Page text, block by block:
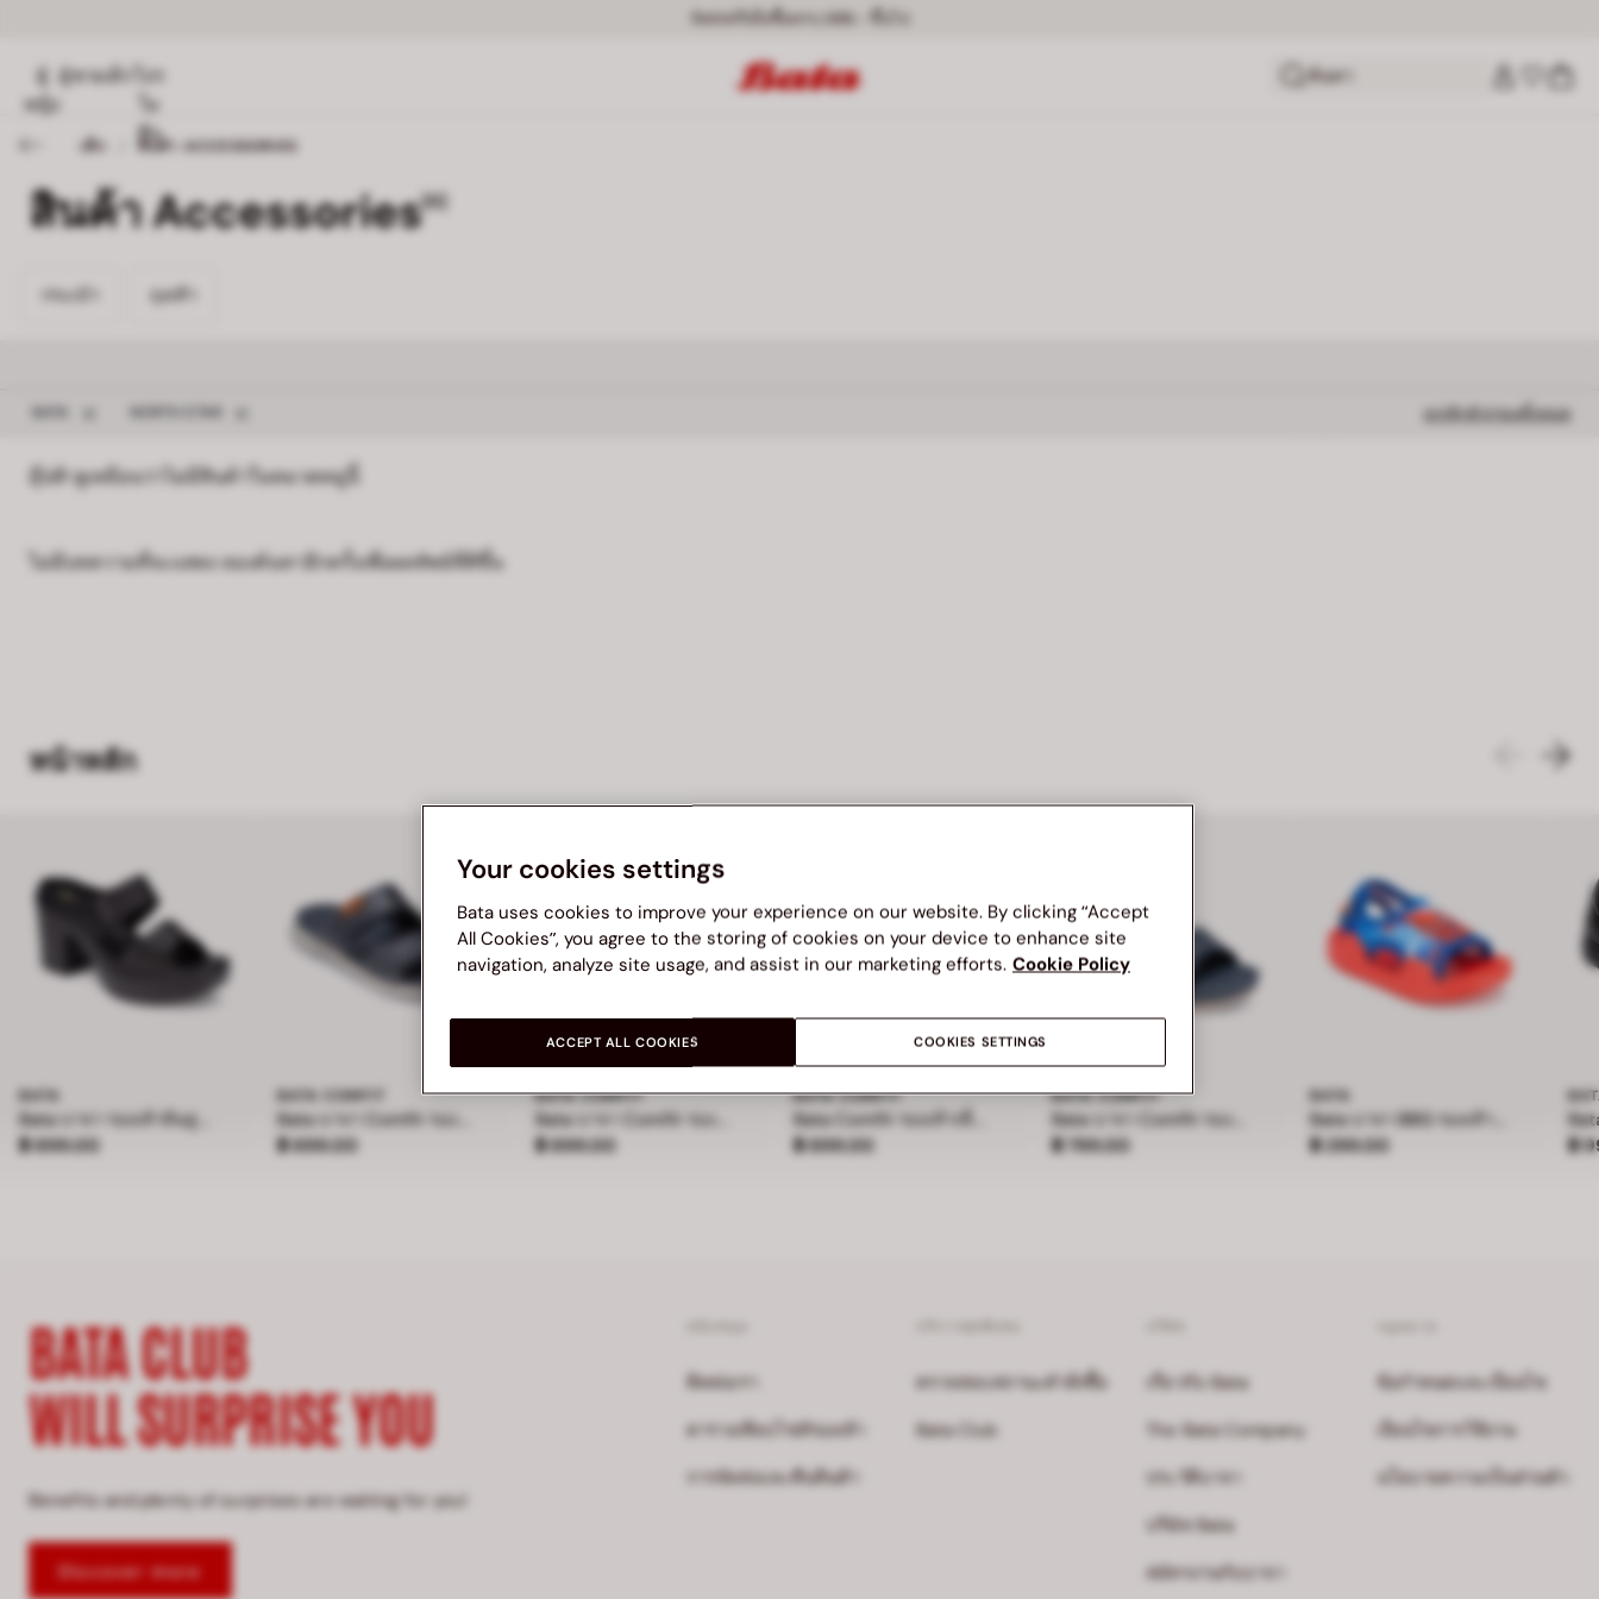
จัดส่งฟรีเมื่อซื้อครบ 399.- ขึ้นไป
หญิง
ผู้ชายเด็ก
โม
ชั่น
ค้นหา
สินค้า ACCESSORIES
สินค้า Accessories[0]
กระเป๋า
กระเป๋า 0 ถุงเท้า
ถุงเท้า 0
ลบตัวกรอง BATA ลบตัวกรอง NORTH STAR ยกเลิกตัวกรองทั้งหมด
อุ๊ปส์! ดูเหมือนว่าไม่มีสินค้าในหมวดหมู่นี้
ไม่มีบทความที่จะแสดง ลองค้นหาอีกครั้งเพื่อผลลัพธ์ที่ดีขึ้น
หน้าหลัก
BATA
Bata บาจา รองเท้าส้นสูง แบบสวม สูง 4 นิ้ว สำหรับผู้หญิง รุ่น BELLE
ราคา ฿ 899.00
฿ 899.00
BATA COMFIT
ราคา ฿ 899.00
฿ 899.00
BATA COMFIT
ราคา ฿ 899.00
฿ 899.00
BATA COMFIT
ราคา ฿ 899.00
฿ 899.00
BATA COMFIT
ราคา ฿ 799.00
฿ 799.00
BATA
ราคา ฿ 299.00
฿ 299.00 รา
฿
BATA CLUB
WILL SURPRISE YOU
Benefits and plenty of surprises are waiting for you!
Discover more
ติดต่อเรา
ตารางเทียบไซส์รองเท้า
การจัดส่งและคืนสินค้า
ตรวจสอบสถานะคำสั่งซื้อ
Bata Club
เกี่ยวกับ Bata
The Bata Company
ประวัติบาจา
บริษัท Bata
สมัครงานกับบาจา
ข้อกำหนดและเงื่อนไข
เงื่อนไขการใช้งาน
นโยบายความเป็นส่วนตัว
Your cookies settings
Bata uses cookies to improve your experience on our website. By clicking “Accept
All Cookies”, you agree to the storing of cookies on your device to enhance site
navigation, analyze site usage, and assist in our marketing efforts. Cookie Policy
COOKIES SETTINGS
ACCEPT ALL COOKIES